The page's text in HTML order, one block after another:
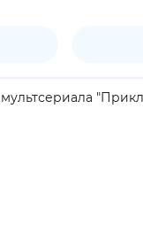
мультсериала